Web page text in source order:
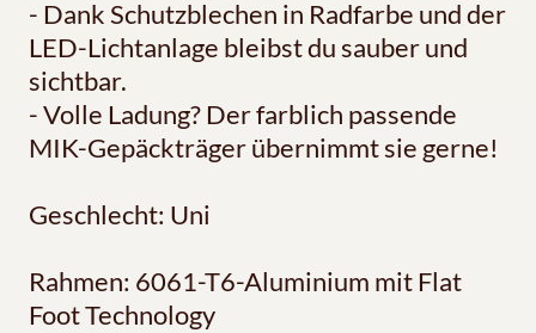
- Dank Schutzblechen in Radfarbe und der
LED-Lichtanlage bleibst du sauber und
sichtbar.
- Volle Ladung? Der farblich passende
MIK-Gepäckträger übernimmt sie gerne!
Geschlecht: Uni
Rahmen: 6061-T6-Aluminium mit Flat
Foot Technology